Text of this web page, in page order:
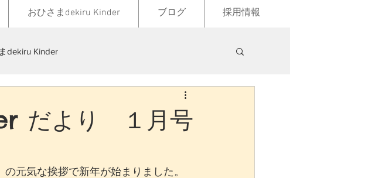
おひさまdekiru Kinder ブログ 採用情報
dekiru Kinder
だより １月号
元気な挨拶で新年が始まりました。